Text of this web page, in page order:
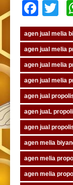
agen jual melia
agen jual melia
agen jual melia
agen jual melia
agen jual
agen juaL
agen jual
agen melia
agen melia
agen melia